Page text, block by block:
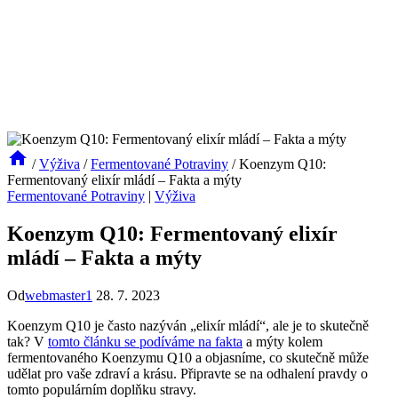
/ Výživa / Fermentované Potraviny / Koenzym Q10:
Fermentovaný elixír mládí – Fakta a mýty
Fermentované Potraviny | Výživa
Koenzym Q10: Fermentovaný elixír
mládí – Fakta a mýty
Odwebmaster1 28. 7. 2023
Koenzym Q10 je často nazýván „elixír mládí“, ale je to skutečně
tak? V tomto článku se podíváme na fakta a mýty kolem
fermentovaného Koenzymu Q10 a objasníme, co skutečně může
udělat pro vaše zdraví a krásu. Připravte se na odhalení pravdy o
tomto populárním doplňku stravy.